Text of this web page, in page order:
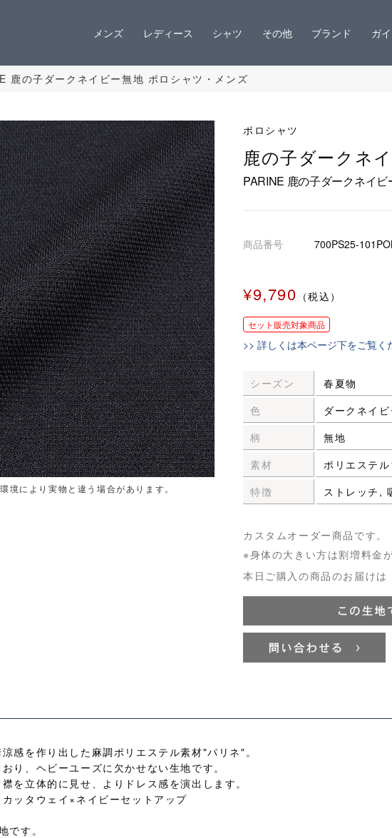
メンズ レディース シャツ その他 ブランド ガ
鹿の子ダークネイビー無地 ポロシャツ・メンズ
境により実物と違う場合があります。
ポロシャツ
鹿の子ダークネ
PARINE 鹿の子ダークネイ
商品番号 700PS25-
¥9,790 （税込）
セット販売対象商品
>> 詳しくは本ページ下をご覧く
シーズン
春夏物
色
ダークネイ
柄
無地
素材
ポリエステ
特徴
ストレッチ,
カスタムオーダー商品です。
※身体の大きい方は割増料金
本日ご購入の商品のお届けは
感を作り出した麻調ポリエステル素材"パリネ"。
り、ヘビーユーズに欠かせない生地です。
を立体的に見せ、よりドレス感を演出します。
カッタウェイ×ネイビーセットアップ
です。